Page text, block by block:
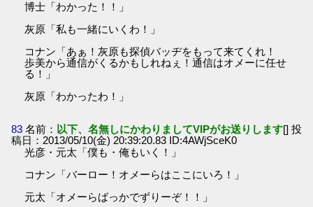
博士「わかった！！」
灰原「私も一緒にいくわ！」
コナン「あぁ！灰原も探偵バッヂをもって来てくれ！
歩美から通信がくるかもしれねぇ！通信はオメーに任せ
る！」
灰原「わかったわ！」
83 名前： 以下、名無しにかわりましてVIPがお送りします[] 投
稿日：2013/05/10(金) 20:39:20.83 ID:4AWjSceK0
光彦・元太「僕も・俺もいく！」
コナン「バーロー！オメーらはここにいろ！」
元太「オメーらばっかでずりーぞ！！」